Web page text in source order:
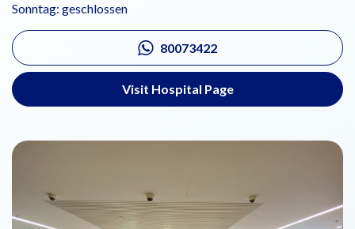
Sonntag: geschlossen
80073422
Visit Hospital Page